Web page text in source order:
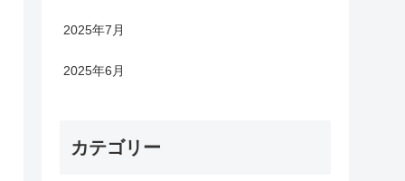
2025年7月
2025年6月
カテゴリー